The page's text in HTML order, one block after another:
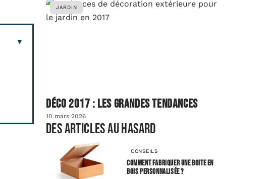
JARDIN
Déco 2017 : les grandes tendances
10 mars 2026
Des articles au hasard
CONSEILS
Comment fabriquer une boite en
bois personnalisée ?